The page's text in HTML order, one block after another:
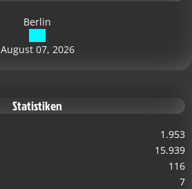
Berlin
August 07, 2026
Statistiken
1.953
15.939
116
7